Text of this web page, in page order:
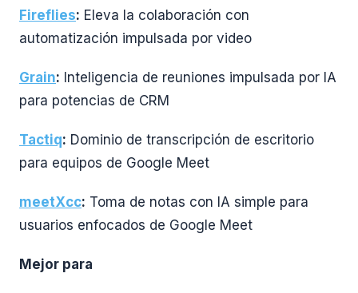
Fireflies: Eleva la colaboración con
automatización impulsada por video
Grain: Inteligencia de reuniones impulsada por IA
para potencias de CRM
Tactiq: Dominio de transcripción de escritorio
para equipos de Google Meet
meetXcc: Toma de notas con IA simple para
usuarios enfocados de Google Meet
Mejor para